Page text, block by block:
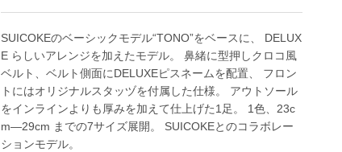
SUICOKEのベーシックモデル“TONO”をベースに、 DELUX
E らしいアレンジを加えたモデル。 鼻緒に型押しクロコ風
ベルト、ベルト側面にDELUXEピスネームを配置、 フロン
トにはオリジナルスタッヅを付属した仕様。 アウトソール
をインラインよりも厚みを加えて仕上げた1足。 1色、23c
m―29cm までの7サイズ展開。 SUICOKEとのコラボレー
ションモデル。